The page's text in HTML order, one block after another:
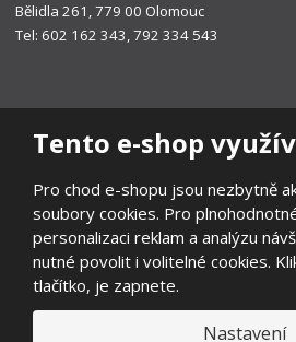
Tento e-shop
Pro chod e-shopu jsou nezbytně
soubory cookies. Pro
personalizaci reklam a analýzu
nutné povolit i volitelné cookies.
tlačítko, je zapnete.
Nastavení
Bělidla 261, 779 00 Olomouc
Tel: 602 162 343, 792 334 543